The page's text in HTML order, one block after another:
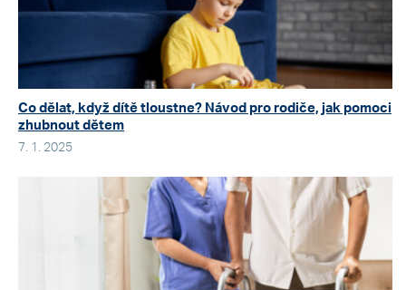
Co dělat, když dítě tloustne? Návod pro rodiče, jak pomoci
zhubnout dětem
7. 1. 2025